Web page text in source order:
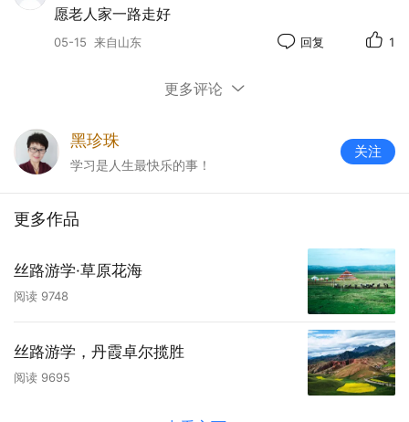
社长宋旭先悼恩师挽联
尹长山《敬挽恩师常乃恒先生》
愿老人家一路走好
05-15 来自山东 回复 1
更多评论
黑珍珠
学习是人生最快乐的事！
关注
更多作品
丝路游学·草原花海
阅读 9748
丝路游学，丹霞卓尔揽胜
阅读 9695